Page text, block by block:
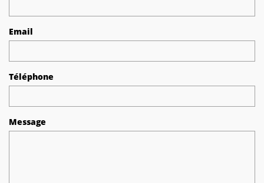
Email
Téléphone
Message